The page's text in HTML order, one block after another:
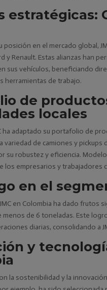
estratégicas:
posición en el mercado global,
y Renault. Estas alianzas han
sus vehículos, beneficiando
herramientas de trabajo.
de
locales
ha adaptado su portafolio de
variedad de camiones y
su robustez y eficiencia.
los empresarios y trabajadores
en el
en Colombia ha dado
menos de 6 toneladas. Este
diarias, consolidando a
y
la sostenibilidad y la